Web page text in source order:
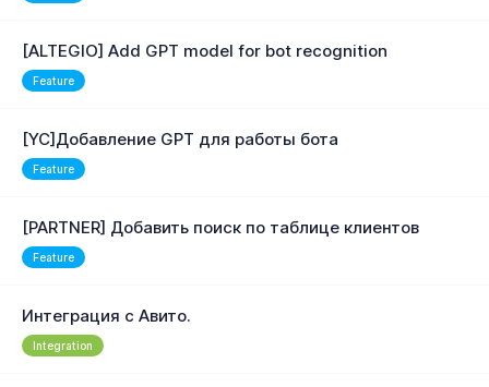
[ALTEGIO] Add GPT model for bot recognition
Feature
[YC]Добавление GPT для работы бота
Feature
[PARTNER] Добавить поиск по таблице клиентов
Feature
Интеграция с Авито.
Integration